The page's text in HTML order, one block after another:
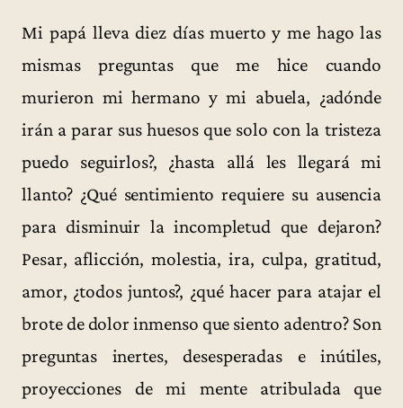
Mi papá lleva diez días muerto y me hago las
mismas preguntas que me hice cuando
murieron mi hermano y mi abuela, ¿adónde
irán a parar sus huesos que solo con la tristeza
puedo seguirlos?, ¿hasta allá les llegará mi
llanto? ¿Qué sentimiento requiere su ausencia
para disminuir la incompletud que dejaron?
Pesar, aflicción, molestia, ira, culpa, gratitud,
amor, ¿todos juntos?, ¿qué hacer para atajar el
brote de dolor inmenso que siento adentro? Son
preguntas inertes, desesperadas e inútiles,
proyecciones de mi mente atribulada que